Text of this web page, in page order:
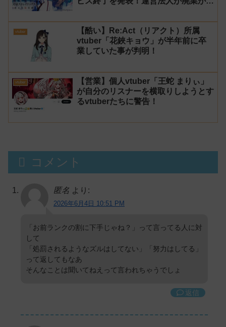
vtuber
【酷い】Re:Act（リアクト）所属
vtuber「花鋏キョウ」が半年前に卒
業していた事が判明！
vtuber
【営業】個人vtuber「王蛇 まりぃ」
が自分のリスナーを横取りしようとす
るvtuberたちに警告！
コメント
匿名 より:
2026年6月4日 10:51 PM
「お前ランクの割に下手じゃね？」って言ってる人に対
して
「処罰されるようなズルはしてない」「努力はしてる」
って返してもなあ
そんなことは聞いてねえって言われちゃうでしょ
返信